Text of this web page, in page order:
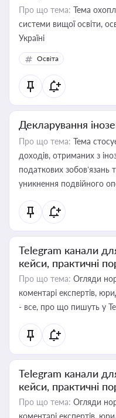
Про що тема: Тема
системи вищої освіти,
Україні
Освіта
Декларування
Про що тема: Тема
доходів, отриманих з
податкових зобов’язань
уникнення подвійного
Telegram канали
кейси, практичні
Про що тема: Огляди
коментарі експертів,
- все, про що пишуть у
Telegram канали
кейси, практичні
Про що тема: Огляди
коментарі експертів,